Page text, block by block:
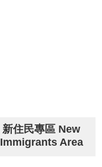
新住民專區 New
Immigrants Area